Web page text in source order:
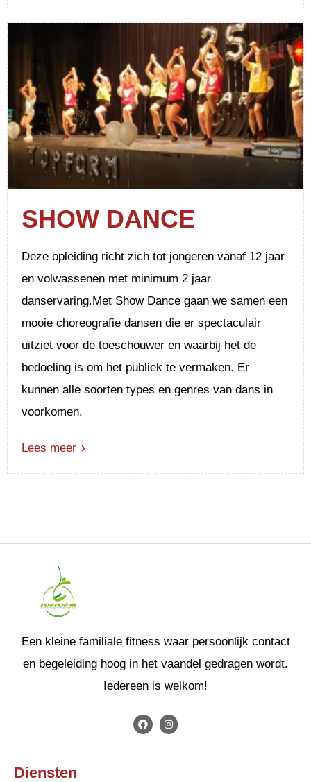
SHOW DANCE
Deze opleiding richt zich tot jongeren vanaf 12 jaar
en volwassenen met minimum 2 jaar
danservaring.Met Show Dance gaan we samen een
mooie choreografie dansen die er spectaculair
uitziet voor de toeschouwer en waarbij het de
bedoeling is om het publiek te vermaken. Er
kunnen alle soorten types en genres van dans in
voorkomen.
Lees meer
Een kleine familiale fitness waar persoonlijk contact
en begeleiding hoog in het vaandel gedragen wordt.
Iedereen is welkom!
Diensten